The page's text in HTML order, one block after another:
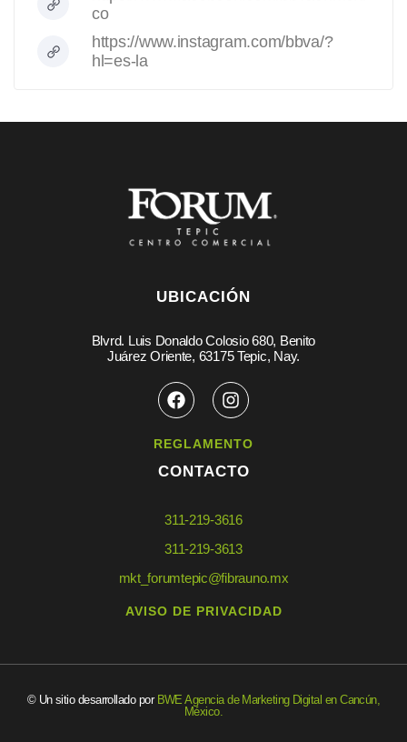
co
https://www.instagram.com/bbva/?
hl=es-la
UBICACIÓN
Blvrd. Luis Donaldo Colosio 680, Benito
Juárez Oriente, 63175 Tepic, Nay.
REGLAMENTO
CONTACTO
311-219-3616
311-219-3613
mkt_forumtepic@fibrauno.mx
AVISO DE PRIVACIDAD
© Un sitio desarrollado por BWE Agencia de Marketing Digital en Cancún,
México.